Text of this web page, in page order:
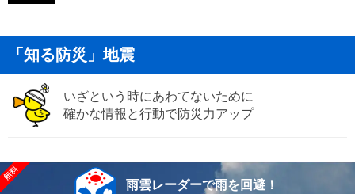
「知る防災」地震
いざという時にあわてないために
確かな情報と行動で防災力アップ
雨雲レーダーで雨を回避！